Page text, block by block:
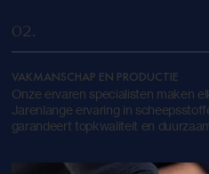
02.
VAKMANSCHAP EN PRODUCTIE
Onze ervaren specialisten maken
Jarenlange ervaring in
garandeert topkwaliteit en